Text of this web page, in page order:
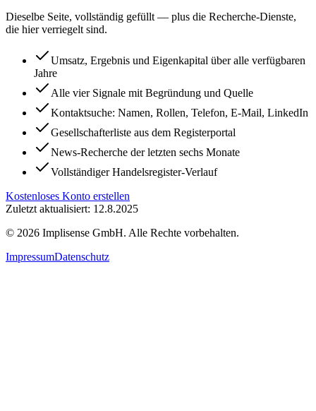
Dieselbe Seite, vollständig gefüllt — plus die Recherche-Dienste,
die hier verriegelt sind.
Umsatz, Ergebnis und Eigenkapital über alle verfügbaren
Jahre
Alle vier Signale mit Begründung und Quelle
Kontaktsuche: Namen, Rollen, Telefon, E-Mail, LinkedIn
Gesellschafterliste aus dem Registerportal
News-Recherche der letzten sechs Monate
Vollständiger Handelsregister-Verlauf
Kostenloses Konto erstellen
Zuletzt aktualisiert: 12.8.2025
© 2026 Implisense GmbH. Alle Rechte vorbehalten.
ImpressumDatenschutz